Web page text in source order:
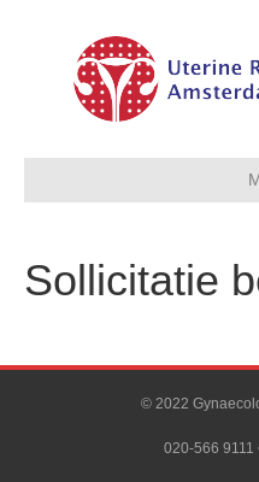
Sollicitatie
© 2022
020-566 9111